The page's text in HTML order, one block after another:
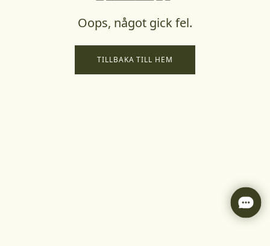
Oops, något gick fel.
TILLBAKA TILL HEM